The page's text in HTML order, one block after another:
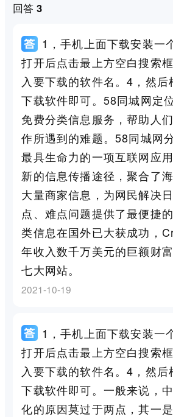
回答 3
1，手机上面下载安装一
打开后点击最上方空白搜索
入要下载的软件名。4，然
下载软件即可。58同城网定
免费分类信息服务，帮助人
作所遇到的难题。58同城网
最具生命力的一项互联网应
新的信息传播途径，聚合了
大量商家信息，为网民解决
点、难点问题提供了最便捷
类信息在国外已大获成功，
年收入数千万美元的巨额财
七大网站。
2021-10-19
1，手机上面下载安装一
打开后点击最上方空白搜索
入要下载的软件名。4，然
下载软件即可。一般来说，
化的原因莫过于两点，其一